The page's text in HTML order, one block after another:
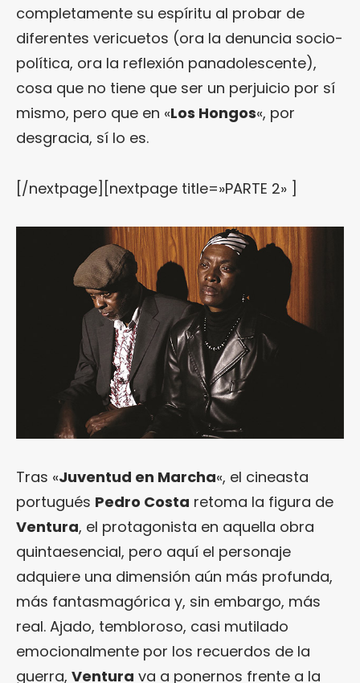
completamente su espíritu al probar de
diferentes vericuetos (ora la denuncia socio-
política, ora la reflexión panadolescente),
cosa que no tiene que ser un perjuicio por sí
mismo, pero que en «Los Hongos«, por
desgracia, sí lo es.
[/nextpage][nextpage title=»PARTE 2» ]
Tras «Juventud en Marcha«, el cineasta
portugués Pedro Costa retoma la figura de
Ventura, el protagonista en aquella obra
quintaesencial, pero aquí el personaje
adquiere una dimensión aún más profunda,
más fantasmagórica y, sin embargo, más
real. Ajado, tembloroso, casi mutilado
emocionalmente por los recuerdos de la
guerra, Ventura va a ponernos frente a la